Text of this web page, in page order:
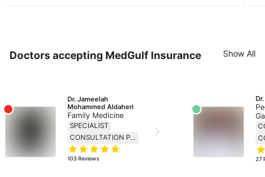
Doctors accepting MedGulf Insurance Show All
Dr. Jameelah
Mohammed Aldaheri
Family Medicine
SPECIALIST
CONSULTATION PRICE 69
103Reviews 27